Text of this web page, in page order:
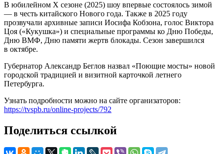
В юбилейном X сезоне (2025) шоу впервые состоялось зимой
— в честь китайского Нового года. Также в 2025 году
прозвучали архивные записи Иосифа Кобзона, голос Виктора
Цоя («Кукушка») и специальные программы ко Дню Победы,
Дню ВМФ, Дню памяти жертв блокады. Сезон завершился
в октябре.
Губернатор Александр Беглов назвал «Поющие мосты» новой
городской традицией и визитной карточкой летнего
Петербурга.
Узнать подробности можно на сайте организаторов:
https://tvspb.ru/online-projects/792
Поделиться ссылкой